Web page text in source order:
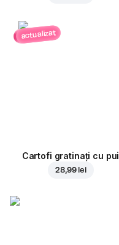
actualizat
Cartofi gratinați cu pui
28,99 lei